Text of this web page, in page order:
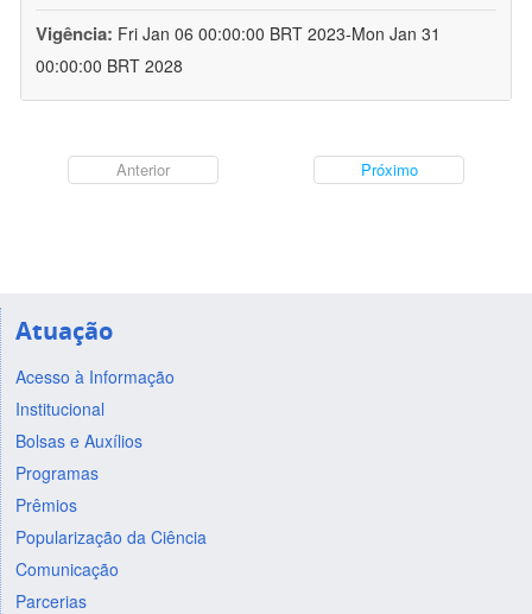
Vigência: Fri Jan 06 00:00:00 BRT 2023-Mon Jan 31
00:00:00 BRT 2028
Anterior Próximo
Atuação
Acesso à Informação
Institucional
Bolsas e Auxílios
Programas
Prêmios
Popularização da Ciência
Comunicação
Parcerias